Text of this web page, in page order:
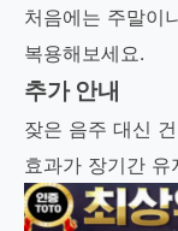
처음에는 주말이
복용해보세요.
추가 안내
잦은 음주 대신
효과가 장기간 유